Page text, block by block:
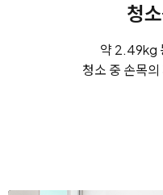
청
약 2.49kg
청소 중 손목